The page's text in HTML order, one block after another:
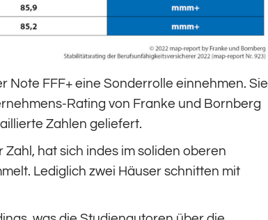
Note FFF+ eine Sonderrolle einnehmen. Sie
Rating von Franke und Bornberg
Zahlen geliefert.
hat sich indes im soliden oberen
Lediglich zwei Häuser schnitten mit